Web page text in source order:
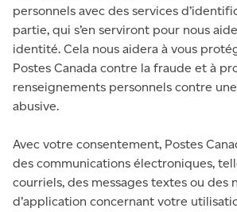
personnels avec des services
partie, qui s’en serviront pour nous
identité. Cela nous aidera à vous
Postes Canada contre la fraude et à
renseignements personnels contre
abusive.
Avec votre consentement, Postes
des communications électroniques,
courriels, des messages textes ou des
d’application concernant votre